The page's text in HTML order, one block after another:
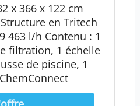
x 366 x 122 cm
en Tritech
463 l/h Contenu : 1
filtration, 1 échelle
de piscine, 1